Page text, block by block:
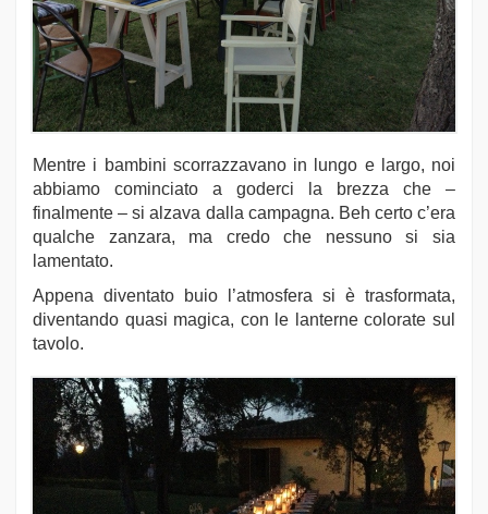
Mentre i bambini scorrazzavano in lungo e largo, noi
abbiamo cominciato a goderci la brezza che –
finalmente – si alzava dalla campagna. Beh certo c’era
qualche zanzara, ma credo che nessuno si sia
lamentato.
Appena diventato buio l’atmosfera si è trasformata,
diventando quasi magica, con le lanterne colorate sul
tavolo.